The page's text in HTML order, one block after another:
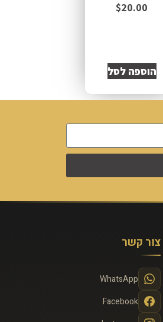
$20.00
הוספה לסל
צור קשר
WhatsApp
Facebook